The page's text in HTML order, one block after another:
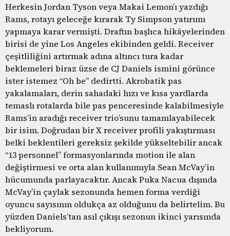
Herkesin Jordan Tyson veya Makai Lemon’ı yazdığı
Rams, rotayı geleceğe kırarak Ty Simpson yatırımı
yapmaya karar vermişti. Draftın başlıca hikâyelerinden
birisi de yine Los Angeles ekibinden geldi. Receiver
çeşitliliğini artırmak adına altıncı tura kadar
beklemeleri biraz üzse de CJ Daniels ismini görünce
ister istemez “Oh be” dedirtti. Akrobatik pas
yakalamaları, derin sahadaki hızı ve kısa yardlarda
temaslı rotalarda bile pas penceresinde kalabilmesiyle
Rams’in aradığı receiver trio’sunu tamamlayabilecek
bir isim. Doğrudan bir X receiver profili yakıştırması
belki beklentileri gereksiz şekilde yükseltebilir ancak
“13 personnel” formasyonlarında motion ile alan
değiştirmesi ve orta alan kullanımıyla Sean McVay’in
hücumunda parlayacaktır. Ancak Puka Nacua dışında
McVay’in çaylak sezonunda hemen forma verdiği
oyuncu sayısının oldukça az olduğunu da belirtelim. Bu
yüzden Daniels’tan asıl çıkışı sezonun ikinci yarısında
bekliyorum.